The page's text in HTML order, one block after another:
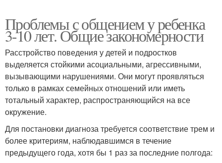
Проблемы с общением у ребенка
3-10 лет. Общие закономерности
Расстройство поведения у детей и подростков
выделяется стойкими асоциальными, агрессивными,
вызывающими нарушениями. Они могут проявляться
только в рамках семейных отношений или иметь
тотальный характер, распространяющийся на все
окружение.
Для постановки диагноза требуется соответствие трем и
более критериям, наблюдавшимся в течение
предыдущего года, хотя бы 1 раз за последние полгода: